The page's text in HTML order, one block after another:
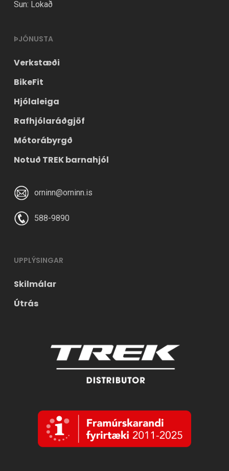
Sun: Lokað
ÞJÓNUSTA
Verkstæði
BikeFit
Hjólaleiga
Rafhjólaráðgjöf
Mótorábyrgð
Notuð TREK barnahjól
orninn@orninn.is
588-9890
UPPLÝSINGAR
Skilmálar
Útrás